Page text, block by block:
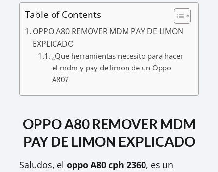
V
i
d
e
Table of Contents
OPPO A80 REMOVER MDM PAY DE LIMON
EXPLICADO
¿Que herramientas necesito para hacer
el mdm y pay de limon de un Oppo
A80?
OPPO A80 REMOVER MDM
PAY DE LIMON EXPLICADO
Saludos, el oppo A80 cph 2360, es un